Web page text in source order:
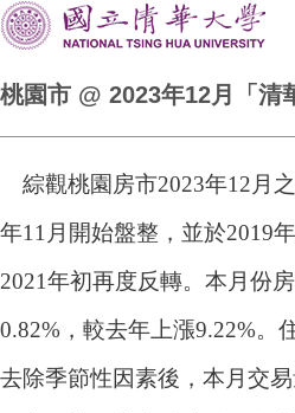
桃園市 @ 2023年12月「清
綜觀桃園房市2023年12月
年11月開始盤整，並於2019
2021年初再度反轉。本月份
0.82%，較去年上漲9.22%。
去除季節性因素後，本月交